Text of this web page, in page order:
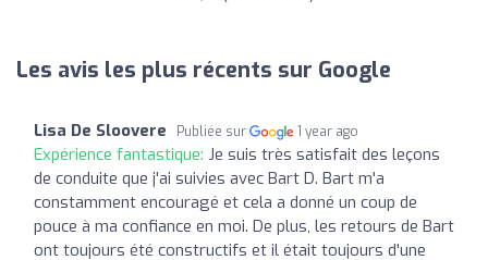
Les avis les plus récents sur Google
Lisa De Sloovere Publiée sur 1 year ago
Expérience fantastique: Je suis très satisfait des leçons
de conduite que j'ai suivies avec Bart D. Bart m'a
constamment encouragé et cela a donné un coup de
pouce à ma confiance en moi. De plus, les retours de Bart
ont toujours été constructifs et il était toujours d'une